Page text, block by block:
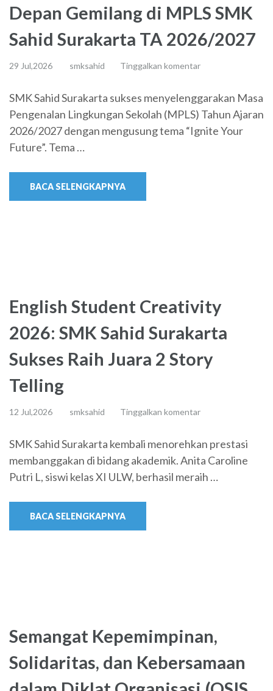
Depan Gemilang di MPLS SMK
Sahid Surakarta TA 2026/2027
29 Jul,2026 smksahid Tinggalkan komentar
SMK Sahid Surakarta sukses menyelenggarakan Masa
Pengenalan Lingkungan Sekolah (MPLS) Tahun Ajaran
2026/2027 dengan mengusung tema “Ignite Your
Future”. Tema …
BACA SELENGKAPNYA
English Student Creativity
2026: SMK Sahid Surakarta
Sukses Raih Juara 2 Story
Telling
12 Jul,2026 smksahid Tinggalkan komentar
SMK Sahid Surakarta kembali menorehkan prestasi
membanggakan di bidang akademik. Anita Caroline
Putri L, siswi kelas XI ULW, berhasil meraih …
BACA SELENGKAPNYA
Semangat Kepemimpinan,
Solidaritas, dan Kebersamaan